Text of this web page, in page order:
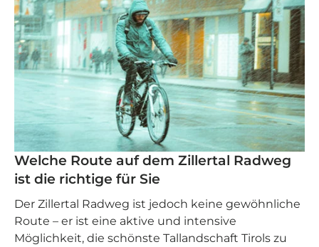
Welche Route auf dem Zillertal Radweg
ist die richtige für Sie
Der Zillertal Radweg ist jedoch keine gewöhnliche
Route – er ist eine aktive und intensive
Möglichkeit, die schönste Tallandschaft Tirols zu